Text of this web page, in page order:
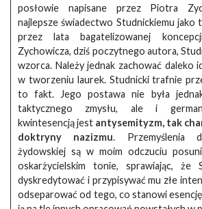
posłowie napisane przez Piotra
najlepsze świadectwo Studnickiemu jako
przez lata bagatelizowanej
Zychowicza, dziś poczytnego autora,
wzorca. Należy jednak zachować daleko
w tworzeniu laurek. Studnicki trafnie
to fakt. Jego postawa nie była
taktycznego zmysłu, ale i
kwintesencją jest antysemityzm, tak
doktryny nazizmu. Przemyślenia
żydowskiej są w moim odczuciu
oskarżycielskim tonie, sprawiając, że
dyskredytować i przypisywać mu złe
odseparować od tego, co stanowi